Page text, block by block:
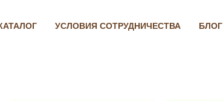
УСЛОВИЯ СОТРУДНИЧЕСТВА БЛОГ